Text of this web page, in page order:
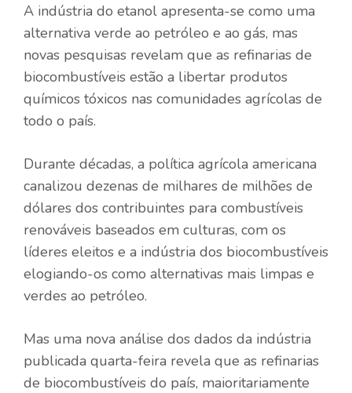
A indústria do etanol apresenta-se como uma
alternativa verde ao petróleo e ao gás, mas
novas pesquisas revelam que as refinarias de
biocombustíveis estão a libertar produtos
químicos tóxicos nas comunidades agrícolas de
todo o país.
Durante décadas, a política agrícola americana
canalizou dezenas de milhares de milhões de
dólares dos contribuintes para combustíveis
renováveis ​​baseados em culturas, com os
líderes eleitos e a indústria dos biocombustíveis
elogiando-os como alternativas mais limpas e
verdes ao petróleo.
Mas uma nova análise dos dados da indústria
publicada quarta-feira revela que as refinarias
de biocombustíveis do país, maioritariamente